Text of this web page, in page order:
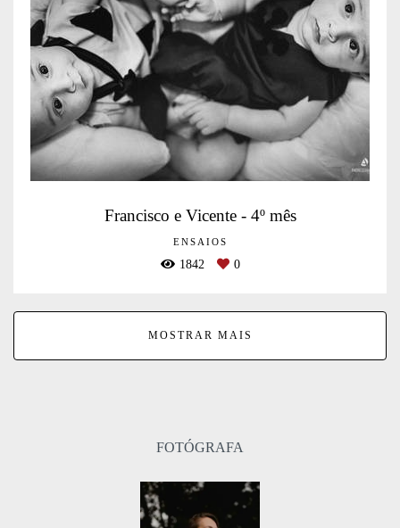
Francisco e Vicente - 4º mês
ENSAIOS
1842 0
MOSTRAR MAIS
FOTÓGRAFA